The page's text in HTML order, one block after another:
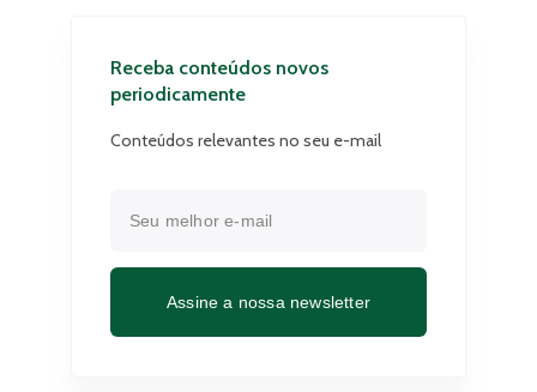
Receba conteúdos novos
periodicamente
Conteúdos relevantes no seu e-mail
Assine a nossa newsletter